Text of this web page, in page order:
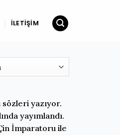
İLETIŞIM
sözleri yazıyor.
yayımlandı.
İmparatoru ile